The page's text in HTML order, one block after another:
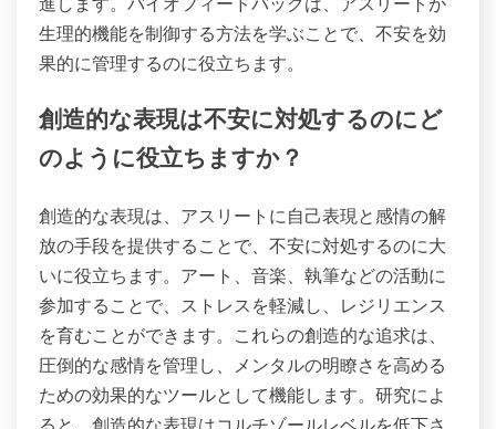
生理的機能を制御する方法を学ぶことで、不安を効
果的に管理するのに役立ちます。
創造的な表現は不安に対処するのにど
のように役立ちますか？
創造的な表現は、アスリートに自己表現と感情の解
放の手段を提供することで、不安に対処するのに大
いに役立ちます。アート、音楽、執筆などの活動に
参加することで、ストレスを軽減し、レジリエンス
を育むことができます。これらの創造的な追求は、
圧倒的な感情を管理し、メンタルの明瞭さを高める
ための効果的なツールとして機能します。研究によ